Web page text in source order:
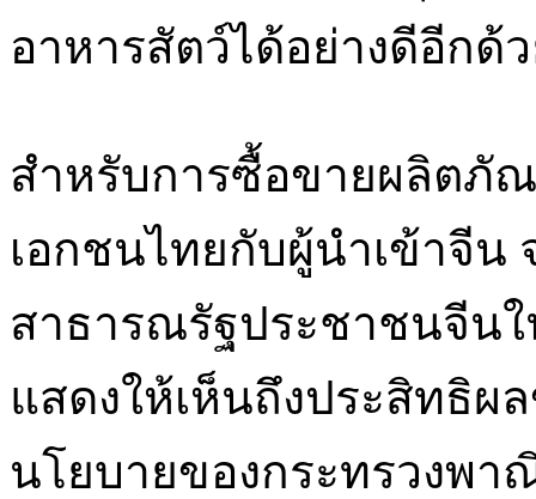
อาหารสัตว์ได้อย่างดีอีกด้
สำหรับการซื้อขายผลิตภั
เอกชนไทยกับผู้นำเข้าจีน
สาธารณรัฐประชาชนจีน
แสดงให้เห็นถึงประสิทธิผ
นโยบายของกระทรวงพ